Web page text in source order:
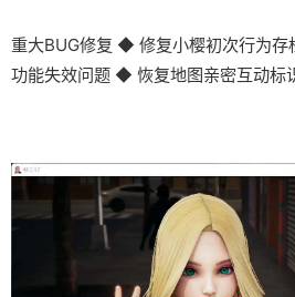
重大BUG修复 ◆ 修复小樱初次行为
功能失效问题 ◆ 恢复地图亲密互动标